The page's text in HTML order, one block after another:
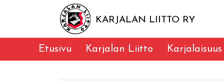
KARJALAN LIITTO RY
Etusivu Karjalan Liitto Karjalaisuus